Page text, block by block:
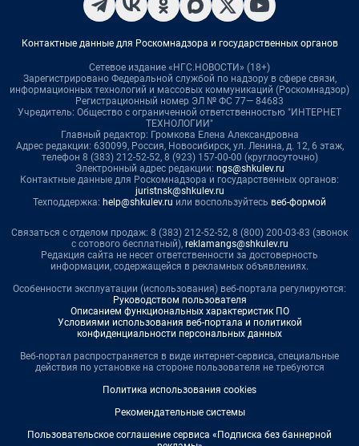
Контактные данные для Роскомнадзора и государственных органов
Сетевое издание «НГС.НОВОСТИ» (18+)
Зарегистрировано Федеральной службой по надзору в сфере связи,
информационных технологий и массовых коммуникаций (Роскомнадзор)
Регистрационный номер ЭЛ № ФС 77— 84683
Учредитель: Общество с ограниченной ответственностью "ИНТЕРНЕТ
ТЕХНОЛОГИИ"
Главный редактор: Громкова Елена Александровна
Адрес редакции: 630099, Россия, Новосибирск, ул. Ленина, д. 12, 6 этаж,
телефон 8 (383) 212-52-52, 8 (923) 157-00-00 (круглосуточно)
Электронный адрес редакции: ngs@shkulev.ru
Контактные данные для Роскомнадзора и государственных органов:
juristnsk@shkulev.ru
Техподдержка: help@shkulev.ru или воспользуйтесь веб-формой
Связаться с отделом продаж: 8 (383) 212-52-52, 8 (800) 200-03-83 (звонок
с сотового бесплатный), reklamangs@shkulev.ru
Редакция сайта не несет ответственности за достоверность
информации, содержащейся в рекламных объявлениях.
Особенности эксплуатации (использования) веб-портала регулируются:
Руководством пользователя
Описанием функциональных характеристик ПО
Условиями использования веб-портала и политикой
конфиденциальности персональных данных
Веб-портал распространяется в виде интернет-сервиса, специальные
действия по установке на стороне пользователя не требуются
Политика использования cookies
Рекомендательные системы
Пользовательское соглашение сервиса «Подписка без баннерной